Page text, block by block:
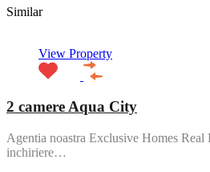
Similar
View Property
2 camere Aqua City
Agentia noastra Exclusive Homes Real
inchiriere…